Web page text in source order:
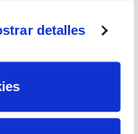
detalles